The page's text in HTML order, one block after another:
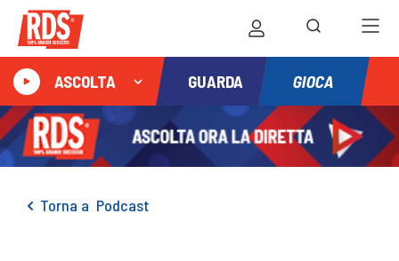
ASCOLTA GUARDA GIOCA
Torna a Podcast